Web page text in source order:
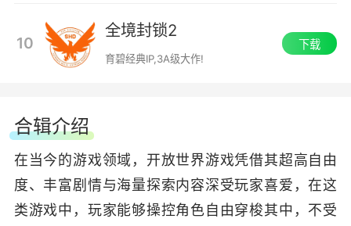
10
全境封锁2
育碧经典IP,3A级大作!
下载
合辑介绍
在当今的游戏领域，开放世界游戏凭借其超高自由
度、丰富剧情与海量探索内容深受玩家喜爱，在这
类游戏中，玩家能够操控角色自由穿梭其中，不受